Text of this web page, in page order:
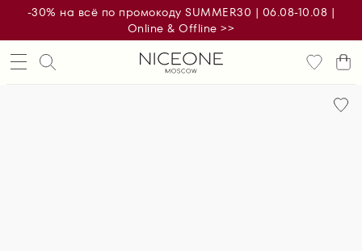
-30% на всё по промокоду SUMMER30 | 06.08-10.08 |
Online & Offline >>